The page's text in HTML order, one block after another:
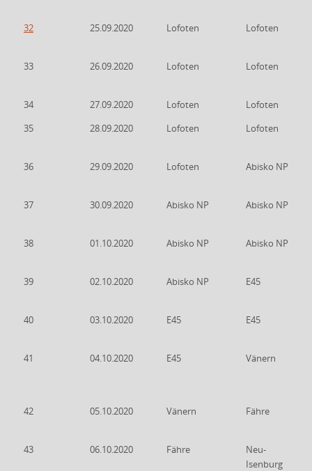
32 25.09.2020 Lofoten Lofoten
33 26.09.2020 Lofoten Lofoten
34 27.09.2020 Lofoten
Lofoten
35
28.09.2020 Lofoten Lofoten
36 29.09.2020 Lofoten Abisko NP
37 30.09.2020 Abisko NP Abisko NP
38 01.10.2020 Abisko NP Abisko NP
39 02.10.2020 Abisko NP E45
40 03.10.2020 E45 E45
41 04.10.2020 E45 Vänern
42 05.10.2020 Vänern Fähre
43 06.10.2020 Fähre
Neu-
Isenburg